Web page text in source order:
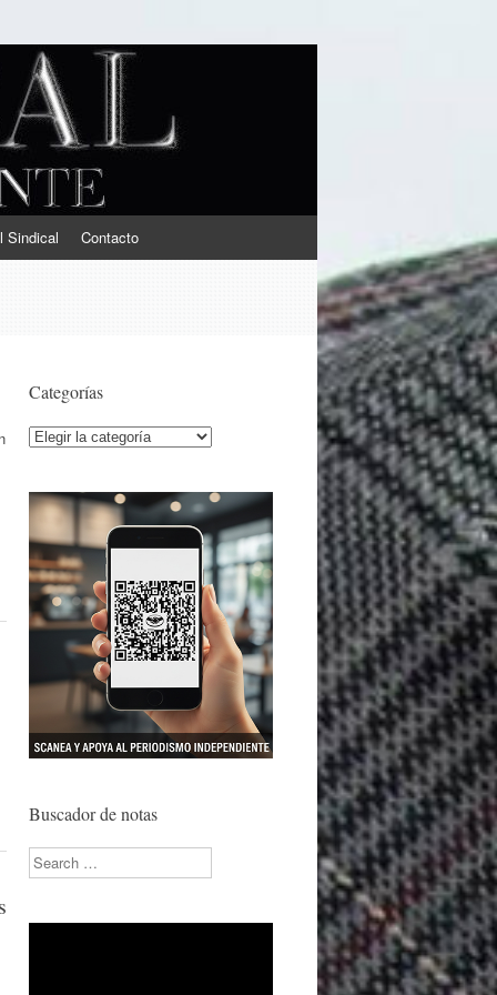
Sindical Contacto
Categorías
Categorías
Buscador de notas
Search